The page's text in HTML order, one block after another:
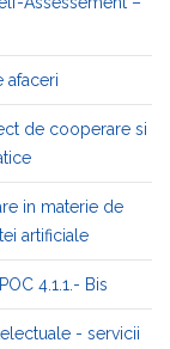
afaceri
de cooperare si
in materie de
artificiale
4.1.1.- Bis
- servicii